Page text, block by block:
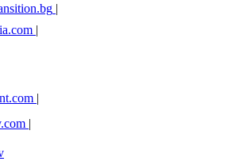
|
|
|
|